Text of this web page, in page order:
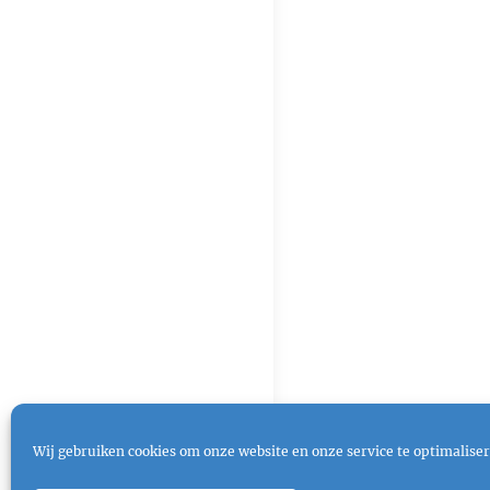
Wij gebruiken cookies om onze website en onze service te